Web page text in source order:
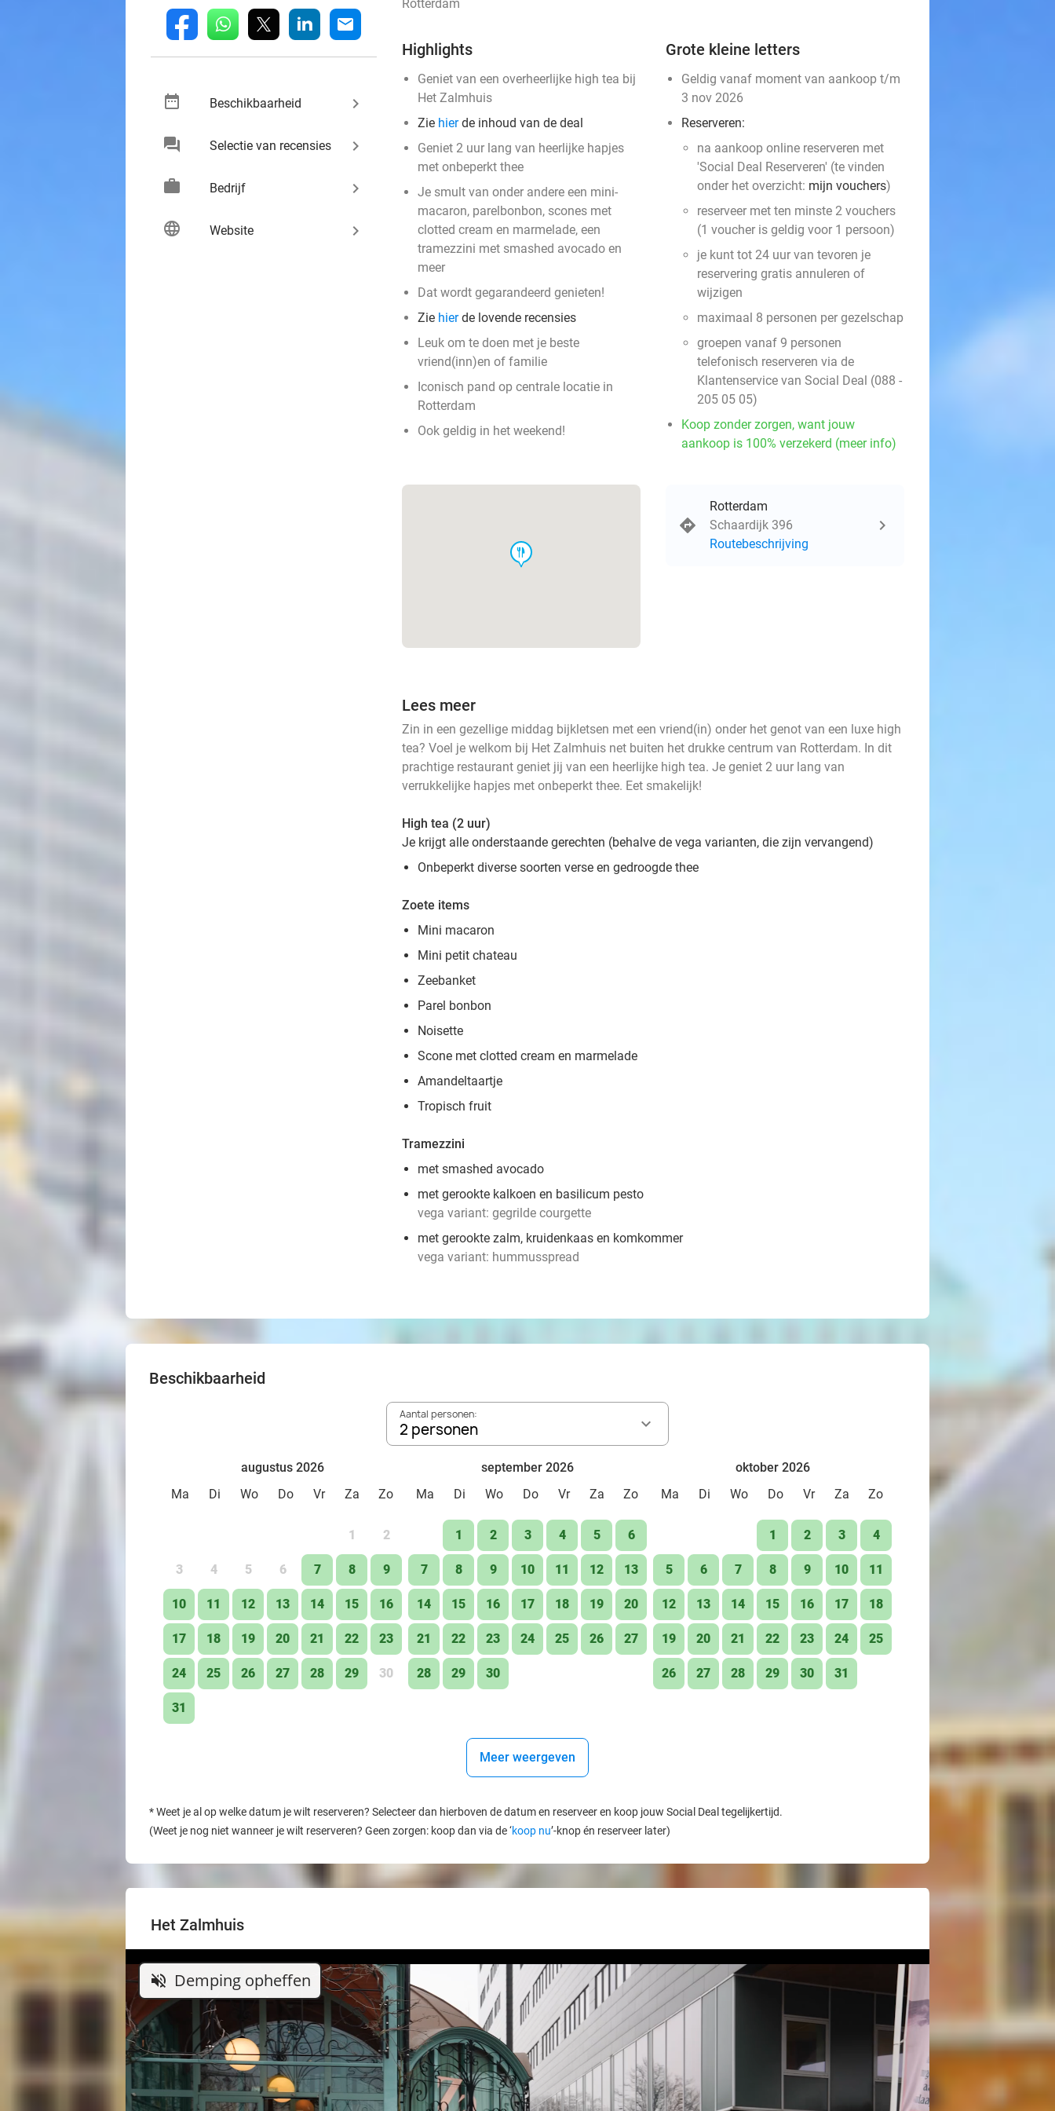
fb whatsapp linkedin mail
date_range Beschikbaarheid keyboard_arrow_right
chat Selectie van recensies keyboard_arrow_right
work Bedrijf keyboard_arrow_right
language Website keyboard_arrow_right
Rotterdam
Highlights
Geniet van een overheerlijke high tea bij
Het Zalmhuis
Zie hierde inhoud van de deal
Geniet 2 uur lang van heerlijke hapjes
met onbeperkt thee
Je smult van onder andere een mini-
macaron, parelbonbon, scones met
clotted cream en marmelade, een
tramezzini met smashed avocado en
meer
Dat wordt gegarandeerd genieten!
Zie hierde lovende recensies
Leuk om te doen met je beste
vriend(inn)en of familie
Iconisch pand op centrale locatie in
Rotterdam
Ook geldig in het weekend!
Grote kleine letters
Geldig vanaf moment van aankoop t/m
3 nov 2026
Reserveren:
na aankoop online reserveren met
'Social Deal Reserveren' (te vinden
onder het overzicht: mijn vouchers)
reserveer met ten minste 2 vouchers
(1 voucher is geldig voor 1 persoon)
je kunt tot 24 uur van tevoren je
reservering gratis annuleren of
wijzigen
maximaal 8 personen per gezelschap
groepen vanaf 9 personen
telefonisch reserveren via de
Klantenservice van Social Deal (088 -
205 05 05)
Koop zonder zorgen, want jouw
aankoop is 100% verzekerd (meer info)
food
Rotterdam
Schaardijk 396
Routebeschrijving
Lees meer
Zin in een gezellige middag bijkletsen met een vriend(in) onder het genot van een luxe high
tea? Voel je welkom bij Het Zalmhuis net buiten het drukke centrum van Rotterdam. In dit
prachtige restaurant geniet jij van een heerlijke high tea. Je geniet 2 uur lang van
verrukkelijke hapjes met onbeperkt thee. Eet smakelijk!
High tea (2 uur)
Je krijgt alle onderstaande gerechten (behalve de vega varianten, die zijn vervangend)
Onbeperkt diverse soorten verse en gedroogde thee
Zoete items
Mini macaron
Mini petit chateau
Zeebanket
Parel bonbon
Noisette
Scone met clotted cream en marmelade
Amandeltaartje
Tropisch fruit
Tramezzini
met smashed avocado
met gerookte kalkoen en basilicum pesto
vega variant: gegrilde courgette
met gerookte zalm, kruidenkaas en komkommer
vega variant: hummusspread
Beschikbaarheid
Aantal personen:
2 personen
augustus 2026
Ma
Di Wo Do Vr Za Zo
1 2
3 4 5 6 7 8 9
10 11 12 13 14 15 16
17 18 19 20 21 22 23
24 25 26 27 28 29 30
31
september 2026
Ma
Di Wo Do Vr Za Zo
1 2 3 4 5 6
7 8 9 10 11 12 13
14 15 16 17 18 19 20
21 22 23 24 25 26 27
28 29 30
oktober 2026
Ma
Di Wo Do Vr Za Zo
1 2 3 4
5 6 7 8 9 10 11
12 13 14 15 16 17 18
19 20 21 22 23 24 25
26 27 28 29 30 31
Meer weergeven
*Weet je al op welke datum je wilt reserveren? Selecteer dan hierboven de datum en reserveer en koop jouw Social Deal tegelijkertijd.
(Weet je nog niet wanneer je wilt reserveren? Geen zorgen: koop dan via de ‘koop nu’-knop én reserveer later)
Het Zalmhuis
volume_off Demping opheffen